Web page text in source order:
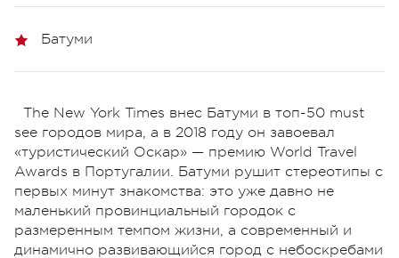
Батуми
The New York Times внес Батуми в топ-50 must
see городов мира, а в 2018 году он завоевал
«туристический Оскар» — премию World Travel
Awards в Португалии. Батуми рушит стереотипы с
первых минут знакомства: это уже давно не
маленький провинциальный городок с
размеренным темпом жизни, а современный и
динамично развивающийся город с небоскребами